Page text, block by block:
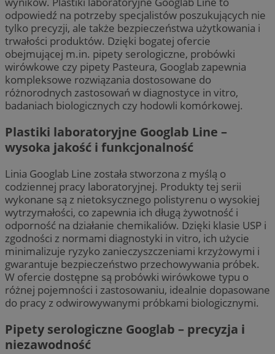
odpowiedź na potrzeby specjalistów poszukujących nie
tylko precyzji, ale także bezpieczeństwa użytkowania i
trwałości produktów. Dzięki bogatej ofercie
obejmującej m.in. pipety serologiczne, probówki
wirówkowe czy pipety Pasteura, Googlab zapewnia
kompleksowe rozwiązania dostosowane do
różnorodnych zastosowań w diagnostyce in vitro,
badaniach biologicznych czy hodowli komórkowej.
Plastiki laboratoryjne Googlab Line –
wysoka jakość i funkcjonalność
Linia Googlab Line została stworzona z myślą o
codziennej pracy laboratoryjnej. Produkty tej serii
wykonane są z nietoksycznego polistyrenu o wysokiej
wytrzymałości, co zapewnia ich długą żywotność i
odporność na działanie chemikaliów. Dzięki klasie USP i
zgodności z normami diagnostyki in vitro, ich użycie
minimalizuje ryzyko zanieczyszczeniami krzyżowymi i
gwarantuje bezpieczeństwo przechowywania próbek.
W ofercie dostępne są probówki wirówkowe typu o
różnej pojemności i zastosowaniu, idealnie dopasowane
do pracy z odwirowywanymi próbkami biologicznymi.
Pipety serologiczne Googlab – precyzja i
niezawodność